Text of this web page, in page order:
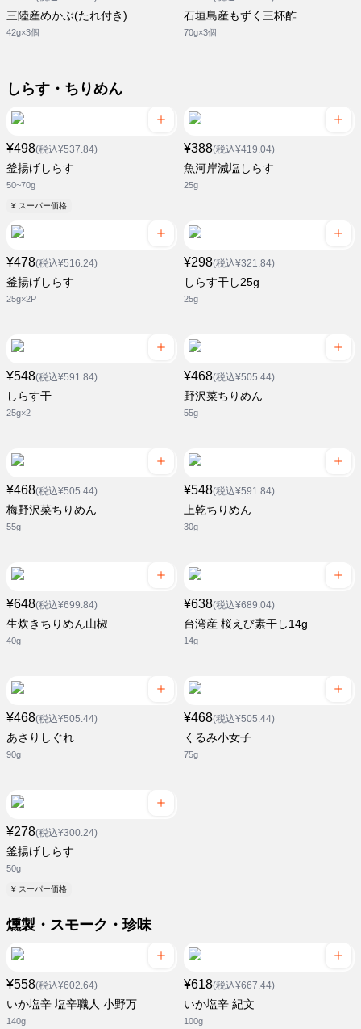
三陸産めかぶ(たれ付き)
42g×3個
石垣島産もずく三杯酢
70g×3個
しらす・ちりめん
¥498(税込¥537.84)
釜揚げしらす
50~70g
¥ スーパー価格
¥388(税込¥419.04)
魚河岸減塩しらす
25g
¥478(税込¥516.24)
釜揚げしらす
25g×2P
¥298(税込¥321.84)
しらす干し25g
25g
¥548(税込¥591.84)
しらす干
25g×2
¥468(税込¥505.44)
野沢菜ちりめん
55g
¥468(税込¥505.44)
梅野沢菜ちりめん
55g
¥548(税込¥591.84)
上乾ちりめん
30g
¥648(税込¥699.84)
生炊きちりめん山椒
40g
¥638(税込¥689.04)
台湾産 桜えび素干し14g
14g
¥468(税込¥505.44)
あさりしぐれ
90g
¥468(税込¥505.44)
くるみ小女子
75g
¥278(税込¥300.24)
釜揚げしらす
50g
¥ スーパー価格
燻製・スモーク・珍味
¥558(税込¥602.64)
いか塩辛 塩辛職人 小野万
140g
¥618(税込¥667.44)
いか塩辛 紀文
100g